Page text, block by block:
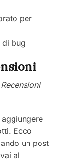
per
di bug
Recensioni
Ecco
un post
al